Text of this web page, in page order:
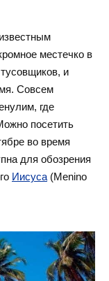
местечко в
и
Совсем
где
посетить
во время
для обозрения
Иисуса (Menino